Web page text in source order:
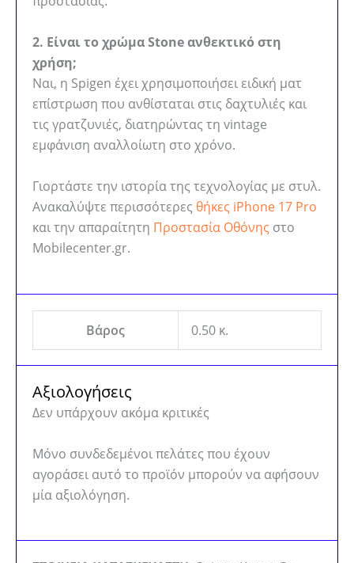
2. Είναι το χρώμα Stone ανθεκτικό στη
χρήση;
Ναι, η Spigen έχει χρησιμοποιήσει ειδική ματ
επίστρωση που ανθίσταται στις δαχτυλιές και
τις γρατζυνιές, διατηρώντας τη vintage
εμφάνιση αναλλοίωτη στο χρόνο.
Γιορτάστε την ιστορία της τεχνολογίας με στυλ.
Ανακαλύψτε περισσότερες θήκες iPhone 17 Pro
και την απαραίτητη Προστασία Οθόνης στο
Mobilecenter.gr.
Βάρος 0.50 κ.
Αξιολογήσεις
Δεν υπάρχουν ακόμα κριτικές
Μόνο συνδεδεμένοι πελάτες που έχουν
αγοράσει αυτό το προϊόν μπορούν να αφήσουν
μία αξιολόγηση.